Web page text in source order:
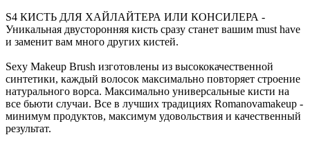
S4 КИСТЬ ДЛЯ ХАЙЛАЙТЕРА ИЛИ КОНСИЛЕРА -
Уникальная двусторонняя кисть сразу станет вашим must have
и заменит вам много других кистей.
Sexy Makeup Brush изготовлены из высококачественной
синтетики, каждый волосок максимально повторяет строение
натурального ворса. Максимально универсальные кисти на
все бьюти случаи. Все в лучших традициях Romanovamakeup -
минимум продуктов, максимум удовольствия и качественный
результат.